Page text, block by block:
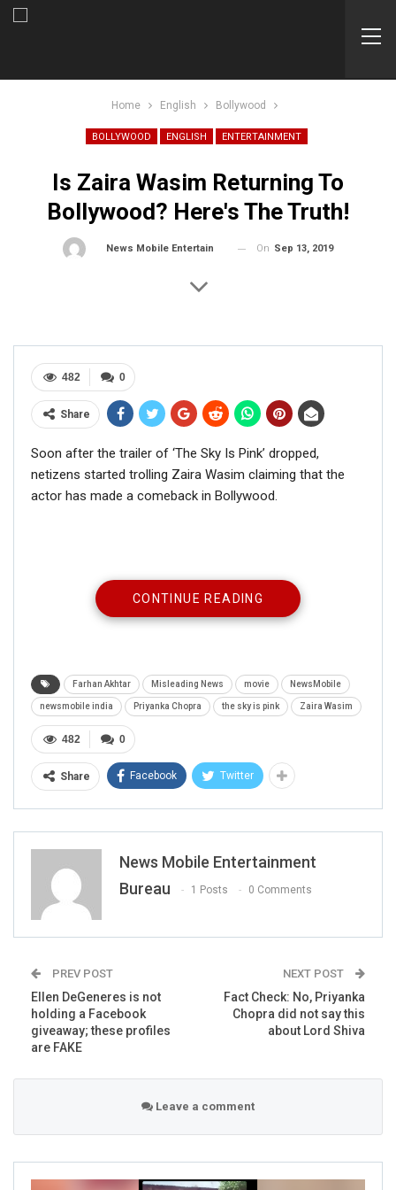
Home English Bollywood
BOLLYWOOD ENGLISH ENTERTAINMENT
Is Zaira Wasim Returning To
Bollywood? Here's The Truth!
News Mobile Entertainment Bureau On Sep 13, 2019
0
482
Share
Soon after the trailer of ‘The Sky Is Pink’ dropped,
netizens started trolling Zaira Wasim claiming that the
actor has made a comeback in Bollywood.
We found similar tweets;
CONTINUE READING
Farhan Akhtar Misleading News movie NewsMobile
newsmobile india Priyanka Chopra the sky is pink Zaira Wasim
0
482
Share Facebook Twitter
News Mobile Entertainment
Bureau
1 Posts 0 Comments
PREV POST
Ellen DeGeneres is not
holding a Facebook
giveaway; these profiles
are FAKE
NEXT POST
Fact Check: No, Priyanka
Chopra did not say this
about Lord Shiva
Leave a comment